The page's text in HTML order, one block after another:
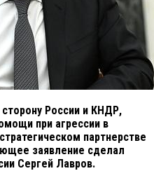
России и КНДР,
при агрессии в
партнерстве
заявление сделал
Сергей Лавров.